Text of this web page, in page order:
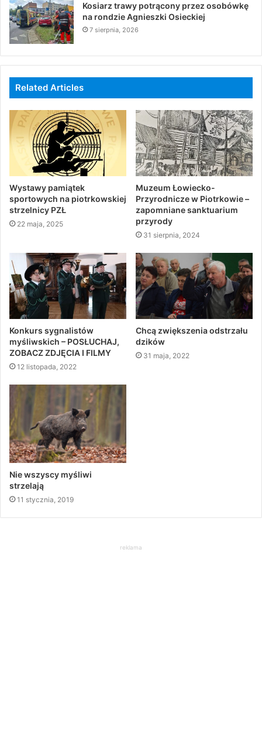
Kosiarz trawy potrącony przez osobówkę
na rondzie Agnieszki Osieckiej
7 sierpnia, 2026
Related Articles
Wystawy pamiątek
sportowych na piotrkowskiej
strzelnicy PZŁ
22 maja, 2025
Muzeum Łowiecko-
Przyrodnicze w Piotrkowie –
zapomniane sanktuarium
przyrody
31 sierpnia, 2024
Konkurs sygnalistów
myśliwskich – POSŁUCHAJ,
ZOBACZ ZDJĘCIA I FILMY
12 listopada, 2022
Chcą zwiększenia odstrzału
dzików
31 maja, 2022
Nie wszyscy myśliwi
strzelają
11 stycznia, 2019
reklama